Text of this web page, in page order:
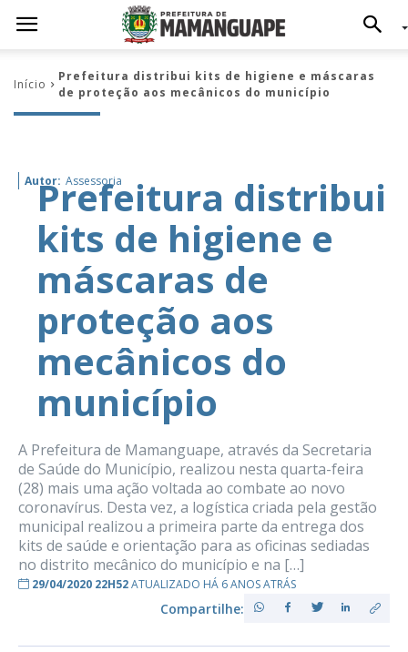
Início
Prefeitura distribui kits de higiene e máscaras
de proteção aos mecânicos do município
Autor: Assessoria
Prefeitura distribui
kits de higiene e
máscaras de
proteção aos
mecânicos do
município
A Prefeitura de Mamanguape, através da Secretaria
de Saúde do Município, realizou nesta quarta-feira
(28) mais uma ação voltada ao combate ao novo
coronavírus. Desta vez, a logística criada pela gestão
municipal realizou a primeira parte da entrega dos
kits de saúde e orientação para as oficinas sediadas
no distrito mecânico do município e na […]
29/04/2020 22H52ATUALIZADO HÁ 6 ANOS ATRÁS
Compartilhe: